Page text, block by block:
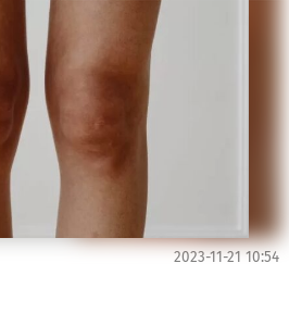
2023-11-21 10:54